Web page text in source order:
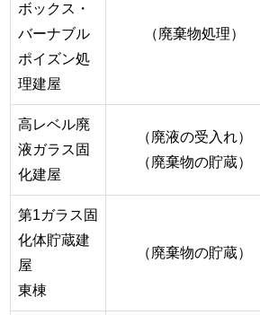
ボックス・
バーナブル
ポイズン処
理建屋
（廃棄物処理）
高レベル廃
液ガラス固
化建屋
（廃液の受入れ）
（廃棄物の貯蔵）
第1ガラス固
化体貯蔵建
屋
東棟
（廃棄物の貯蔵）